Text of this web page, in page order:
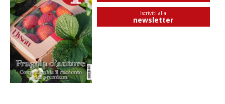
Iscriviti alla
newsletter